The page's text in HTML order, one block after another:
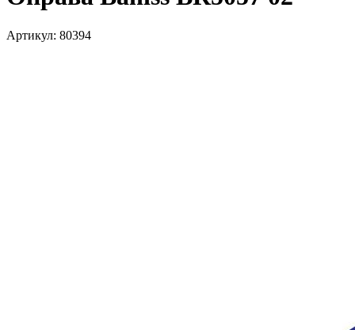
Артикул: 80394